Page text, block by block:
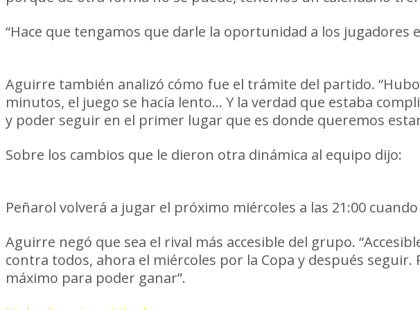
“Hace que tengamos que darle la oportunidad a los jugadores
Aguirre también analizó cómo fue el trámite del partido.
minutos, el juego se hacía lento… Y la verdad que estaba
y poder seguir en el primer lugar que es donde queremos
Sobre los cambios que le dieron otra dinámica al equipo dijo:
Peñarol volverá a jugar el próximo miércoles a las 21:00
Aguirre negó que sea el rival más accesible del grupo.
contra todos, ahora el miércoles por la Copa y después
máximo para poder ganar”.